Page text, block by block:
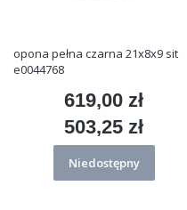
opona pełna czarna 21x8x9 sit
e0044768
Cena
619,00 zł
Cena
503,25 zł
Niedostępny